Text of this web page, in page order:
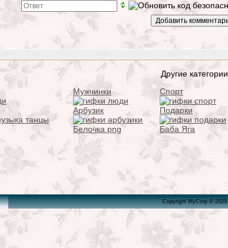
Другие категории
Мужчинки Спорт
Арбузик Подарки
Белочка png Баба Яга
Copyright MyCorp © 2020